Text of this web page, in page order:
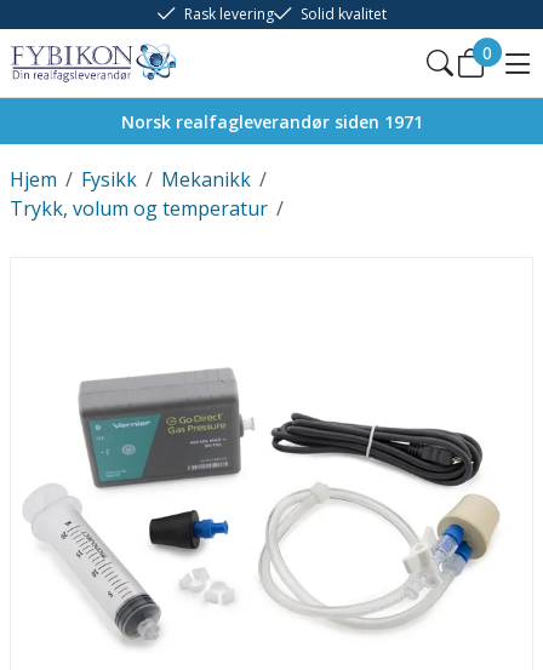
Rask levering Solid kvalitet
0
Norsk realfagleverandør siden 1971
/
Hjem /
Fysikk /
Mekanikk
/
Trykk, volum og temperatur